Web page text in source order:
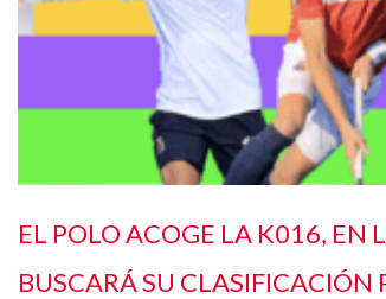
EL POLO ACOGE LA K016, EN
BUSCARÁ SU CLASIFICACIÓN